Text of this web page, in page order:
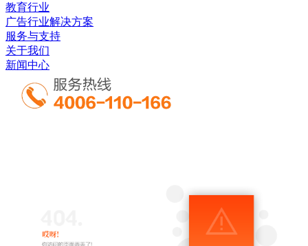
教育行业
广告行业解决方案
服务与支持
关于我们
新闻中心